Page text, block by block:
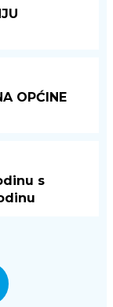
OPĆINE
s